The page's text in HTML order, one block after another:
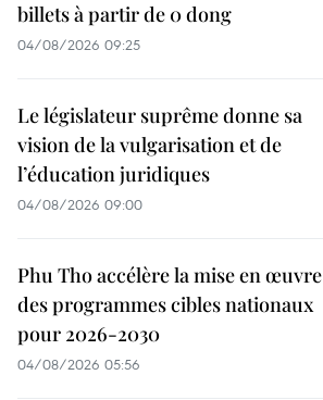
billets à partir de 0 dong
04/08/2026 09:25
Le législateur suprême donne sa
vision de la vulgarisation et de
l’éducation juridiques
04/08/2026 09:00
Phu Tho accélère la mise en œuvre
des programmes cibles nationaux
pour 2026-2030
04/08/2026 05:56